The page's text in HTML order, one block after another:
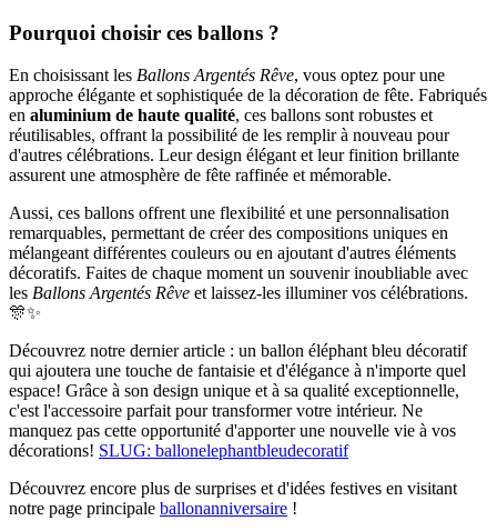
Pourquoi choisir ces ballons ?
En choisissant les Ballons Argentés Rêve, vous optez pour une
approche élégante et sophistiquée de la décoration de fête. Fabriqués
en aluminium de haute qualité, ces ballons sont robustes et
réutilisables, offrant la possibilité de les remplir à nouveau pour
d'autres célébrations. Leur design élégant et leur finition brillante
assurent une atmosphère de fête raffinée et mémorable.
Aussi, ces ballons offrent une flexibilité et une personnalisation
remarquables, permettant de créer des compositions uniques en
mélangeant différentes couleurs ou en ajoutant d'autres éléments
décoratifs. Faites de chaque moment un souvenir inoubliable avec
les Ballons Argentés Rêve et laissez-les illuminer vos célébrations.
🎊✨
Découvrez notre dernier article : un ballon éléphant bleu décoratif
qui ajoutera une touche de fantaisie et d'élégance à n'importe quel
espace! Grâce à son design unique et à sa qualité exceptionnelle,
c'est l'accessoire parfait pour transformer votre intérieur. Ne
manquez pas cette opportunité d'apporter une nouvelle vie à vos
décorations! SLUG: ballonelephantbleudecoratif
Découvrez encore plus de surprises et d'idées festives en visitant
notre page principale ballonanniversaire !